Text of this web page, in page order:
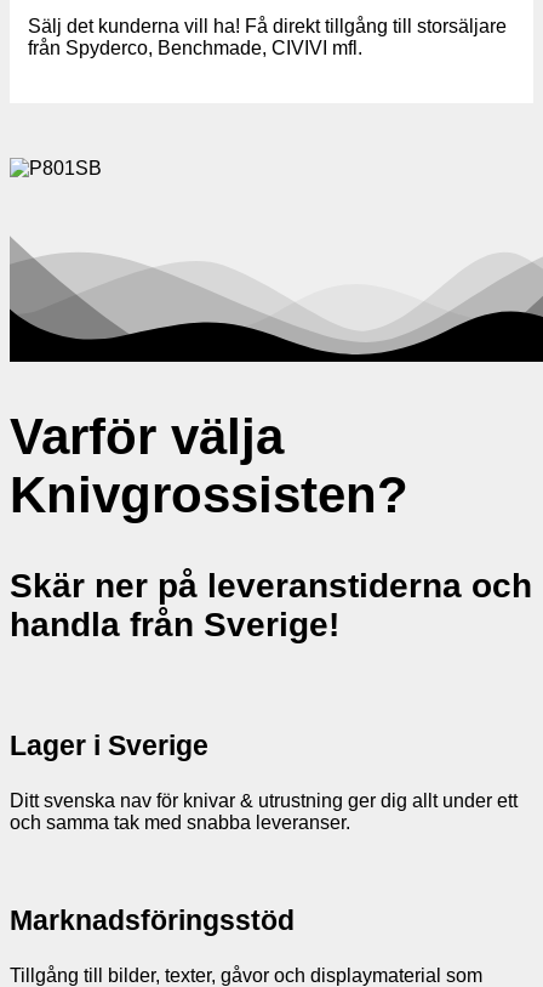
Sälj det kunderna vill ha! Få direkt tillgång till storsäljare
från Spyderco, Benchmade, CIVIVI mfl.
Varför välja
Knivgrossisten?
Skär ner på leveranstiderna och
handla från Sverige!
Lager i Sverige
Ditt svenska nav för knivar & utrustning ger dig allt under ett
och samma tak med snabba leveranser.
Marknadsföringsstöd
Tillgång till bilder, texter, gåvor och displaymaterial som